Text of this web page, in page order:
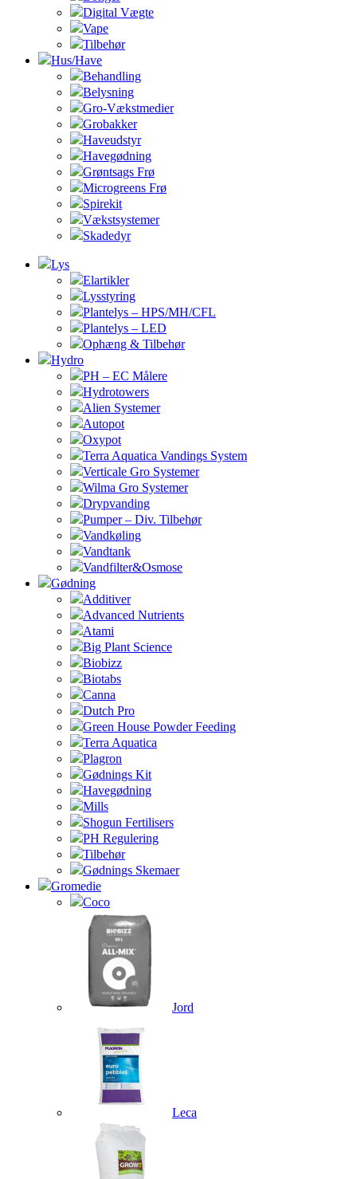
Digital Vægte
Vape
Tilbehør
Hus/Have
Behandling
Belysning
Gro-Vækstmedier
Grobakker
Haveudstyr
Havegødning
Grøntsags Frø
Microgreens Frø
Spirekit
Vækstsystemer
Skadedyr
Lys
Elartikler
Lysstyring
Plantelys – HPS/MH/CFL
Plantelys – LED
Ophæng & Tilbehør
Hydro
PH – EC Målere
Hydrotowers
Alien Systemer
Autopot
Oxypot
Terra Aquatica Vandings System
Verticale Gro Systemer
Wilma Gro Systemer
Drypvanding
Pumper – Div. Tilbehør
Vandkøling
Vandtank
Vandfilter&Osmose
Gødning
Additiver
Advanced Nutrients
Atami
Big Plant Science
Biobizz
Biotabs
Canna
Dutch Pro
Green House Powder Feeding
Terra Aquatica
Plagron
Gødnings Kit
Havegødning
Mills
Shogun Fertilisers
PH Regulering
Tilbehør
Gødnings Skemaer
Gromedie
Coco
Jord
Leca